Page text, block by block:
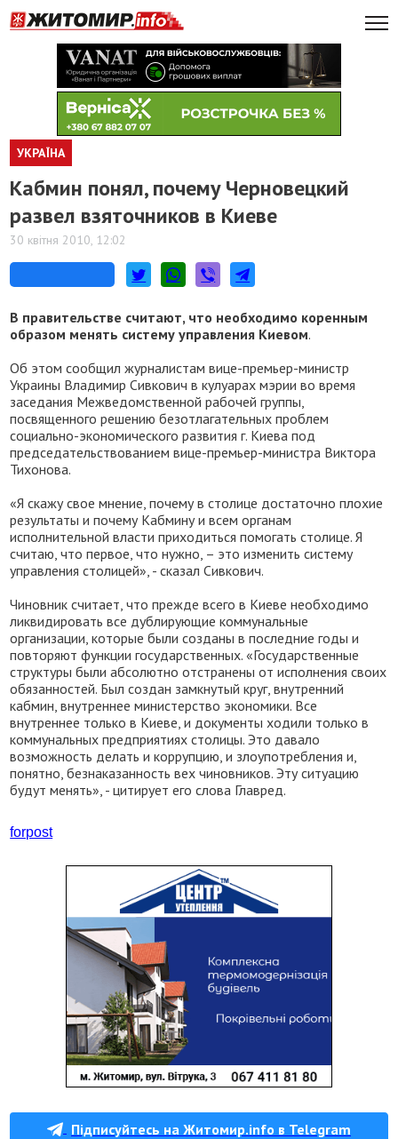
УКРАЇНА
Кабмин понял, почему Черновецкий
развел взяточников в Киеве
30 квітня 2010, 12:02
В правительстве считают, что необходимо коренным
образом менять систему управления Киевом.
Об этом сообщил журналистам вице-премьер-министр
Украины Владимир Сивкович в кулуарах мэрии во время
заседания Межведомственной рабочей группы,
посвященного решению безотлагательных проблем
социально-экономического развития г. Киева под
председательствованием вице-премьер-министра Виктора
Тихонова.
«Я скажу свое мнение, почему в столице достаточно плохие
результаты и почему Кабмину и всем органам
исполнительной власти приходиться помогать столице. Я
считаю, что первое, что нужно, – это изменить систему
управления столицей», - сказал Сивкович.
Чиновник считает, что прежде всего в Киеве необходимо
ликвидировать все дублирующие коммунальные
организации, которые были созданы в последние годы и
повторяют функции государственных. «Государственные
структуры были абсолютно отстранены от исполнения своих
обязанностей. Был создан замкнутый круг, внутренний
кабмин, внутреннее министерство экономики. Все
внутреннее только в Киеве, и документы ходили только в
коммунальных предприятиях столицы. Это давало
возможность делать и коррупцию, и злоупотребления и,
понятно, безнаказанность вех чиновников. Эту ситуацию
будут менять», - цитирует его слова Главред.
forpost
Підписуйтесь на Житомир.info в Telegram